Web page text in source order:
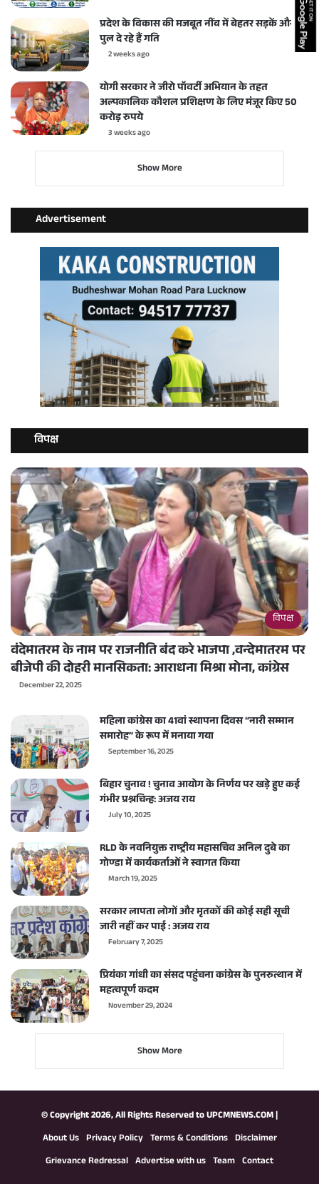
प्रदेश के विकास की मजबूत नींव में बेहतर सड़कें और
पुल दे रहे हैं गति
2 weeks ago
योगी सरकार ने जीरो पॉवर्टी अभियान के तहत
अल्पकालिक कौशल प्रशिक्षण के लिए मंजूर किए 50
करोड़ रुपये
3 weeks ago
Show More
Advertisement
विपक्ष
विपक्ष
वंदेमातरम के नाम पर राजनीति बंद करे भाजपा ,वन्देमातरम पर
बीजेपी की दोहरी मानसिकता: आराधना मिश्रा मोना, कांग्रेस
December 22, 2025
महिला कांग्रेस का 41वां स्थापना दिवस “नारी सम्मान
समारोह” के रूप में मनाया गया
September 16, 2025
बिहार चुनाव ! चुनाव आयोग के निर्णय पर खड़े हुए कई
गंभीर प्रश्नचिन्ह: अजय राय
July 10, 2025
RLD के नवनियुक्त राष्ट्रीय महासचिव अनिल दुबे का
गोण्डा में कार्यकर्ताओं ने स्वागत किया
March 19, 2025
सरकार लापता लोगों और मृतकों की कोई सही सूची
जारी नहीं कर पाई : अजय राय
February 7, 2025
प्रियंका गांधी का संसद पहुंचना कांग्रेस के पुनरुत्थान में
महत्वपूर्ण कदम
November 29, 2024
Show More
© Copyright 2026, All Rights Reserved toUPCMNEWS.COM|
About Us Privacy Policy Terms & Conditions Disclaimer
Grievance Redressal Advertise with us Team Contact